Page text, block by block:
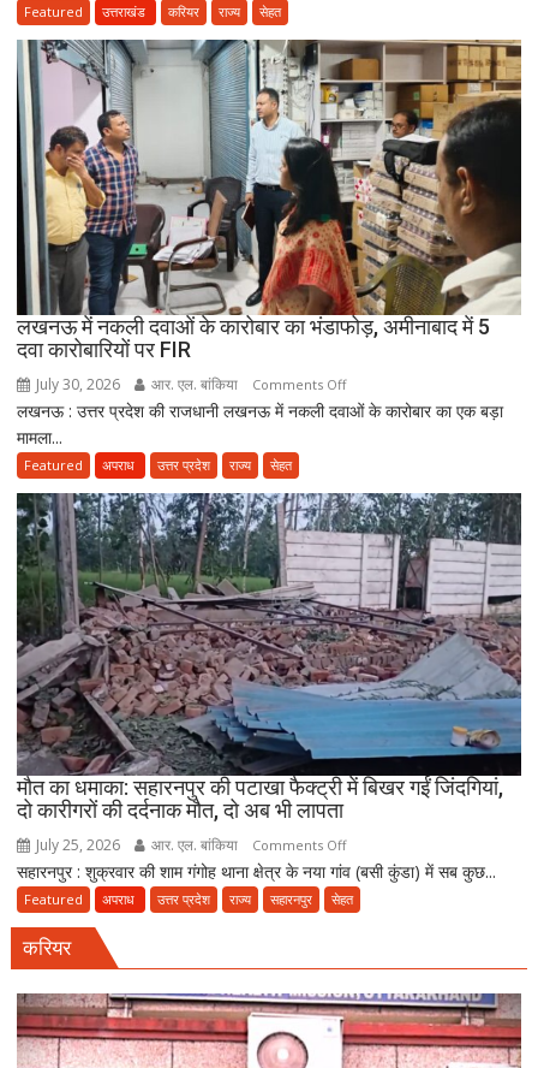
साल
सरकारी
सेवा
जरूरी!
फिर
ही
कर
सकेंगे
PG,
उत्तराखंड
स्वास्थ्य
तैयार
Featured उत्तराखंड करियर राज्य सेहत
लखनऊ में नकली दवाओं के कारोबार का भंडाफोड़, अमीनाबाद में 5
दवा कारोबारियों पर FIR
July 30, 2026 आर. एल. बांकिया Comments Offon
लखनऊ
दवाओं
के
कारोबार
का
भंडाफोड़,
अमीनाबाद
में
5
दवा
पर
FIR
लखनऊ : उत्तर प्रदेश की राजधानी लखनऊ में नकली दवाओं के कारोबार का एक बड़ा
मामला...
Featured अपराध उत्तर प्रदेश राज्य सेहत
मौत का धमाका: सहारनपुर की पटाखा फैक्ट्री में बिखर गईं जिंदगियां,
दो कारीगरों की दर्दनाक मौत, दो अब भी लापता
July 25, 2026 आर. एल. बांकिया Comments Offon
मौत
का
पटाखा
फैक्ट्री
में
सहारनपुर : शुक्रवार की शाम गंगोह थाना क्षेत्र के नया गांव (बसी कुंडा) में सब कुछ...
Featured अपराध उत्तर प्रदेश राज्य सहारनपुर सेहत
करियर